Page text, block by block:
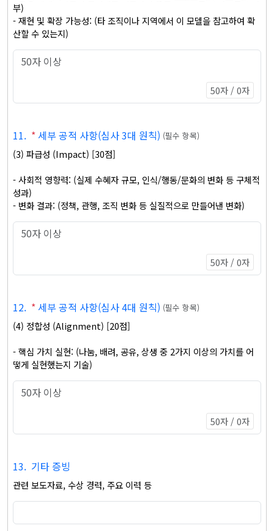
부)
- 재현 및 확장 가능성: (타 조직이나 지역에서 이 모델을 참고하여 확
산할 수 있는지)
50자 / 0자
11. *세부 공적 사항(심사 3대 원칙) (필수 항목)
(3) 파급성 (Impact) [30점]
- 사회적 영향력: (실제 수혜자 규모, 인식/행동/문화의 변화 등 구체적
성과)
- 변화 결과: (정책, 관행, 조직 변화 등 실질적으로 만들어낸 변화)
50자 / 0자
12. *세부 공적 사항(심사 4대 원칙) (필수 항목)
(4) 정합성 (Alignment) [20점]
- 핵심 가치 실현: (나눔, 배려, 공유, 상생 중 2가지 이상의 가치를 어
50자 / 0자
13. 기타 증빙
관련 보도자료, 수상 경력, 주요 이력 등